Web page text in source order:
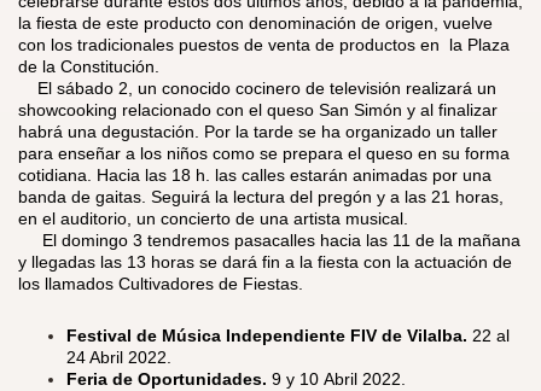
la fiesta de este producto con denominación de origen, vuelve
con los tradicionales puestos de venta de productos en la Plaza
de la Constitución.
El sábado 2, un conocido cocinero de televisión realizará un
showcooking relacionado con el queso San Simón y al finalizar
habrá una degustación. Por la tarde se ha organizado un taller
para enseñar a los niños como se prepara el queso en su forma
cotidiana. Hacia las 18 h. las calles estarán animadas por una
banda de gaitas. Seguirá la lectura del pregón y a las 21 horas,
en el auditorio, un concierto de una artista musical.
El domingo 3 tendremos pasacalles hacia las 11 de la mañana
y llegadas las 13 horas se dará fin a la fiesta con la actuación de
los llamados Cultivadores de Fiestas.
Festival de Música Independiente FIV de Vilalba. 22 al
24 Abril 2022.
Feria de Oportunidades. 9 y 10 Abril 2022.